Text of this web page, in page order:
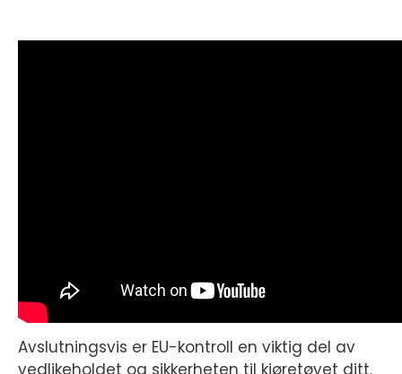
Avslutningsvis er EU-kontroll en viktig del av
vedlikeholdet og sikkerheten til kjøretøyet ditt.